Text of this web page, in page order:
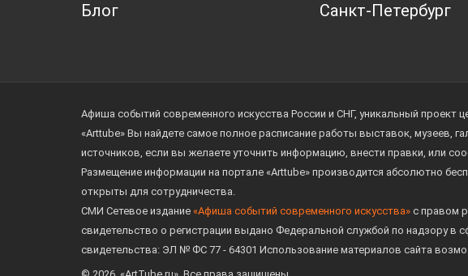
Блог
Санкт-Петербург
Афиша событий современного искусства России и СНГ, уникальный проект
«Arttube» Вы найдете самое полное расписание работы выставок, музеев,
источников, если вы желаете уточнить информацию, внести правки, или
Размещение информации на портале «Arttube» производится абсолютно
открыты для сотрудничества.
СМИ Сетевое издание «Афиша событий современного искусства» с правом
свидетельство о регистрации выдано Федеральной службой по надзору
свидетельства: ЭЛ № ФС 77 - 64301 Использование материалов сайта
© 2026. «ArtTube.ru». Все права защищены.